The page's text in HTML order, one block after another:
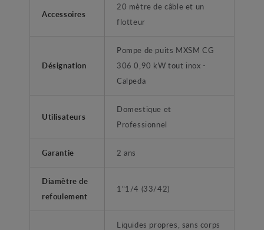
Accessoires
20 mètre de câble et un
flotteur
Désignation
Pompe de puits MXSM CG
306 0,90 kW tout inox -
Calpeda
Utilisateurs
Domestique et
Professionnel
Garantie 2 ans
Diamètre de
refoulement
1"1/4 (33/42)
Liquides propres, sans corps